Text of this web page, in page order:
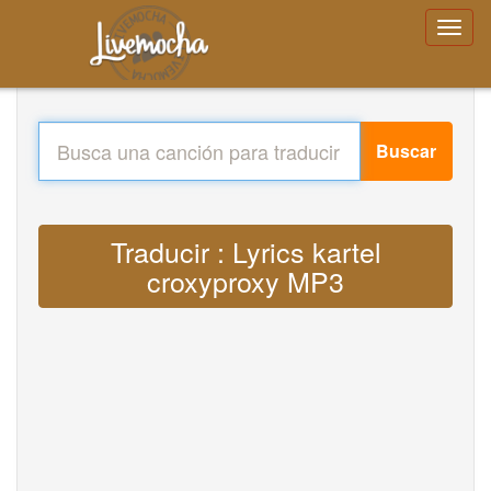
Buscar
Traducir : Lyrics kartel
croxyproxy MP3